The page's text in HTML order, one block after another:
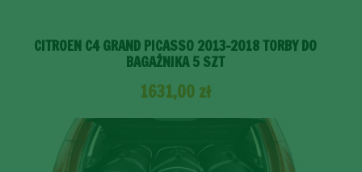
CITROEN C4 GRAND PICASSO 2013-2018 TORBY DO
BAGAŻNIKA 5 SZT
1631,00 zł